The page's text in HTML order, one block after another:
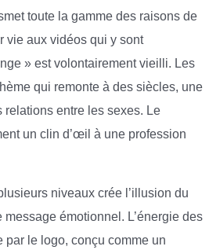
toute la gamme des raisons de
vie aux vidéos qui y sont
» est volontairement vieilli. Les
qui remonte à des siècles, une
relations entre les sexes. Le
un clin d’œil à une profession
niveaux crée l’illusion du
émotionnel. L’énergie des
par le logo, conçu comme un